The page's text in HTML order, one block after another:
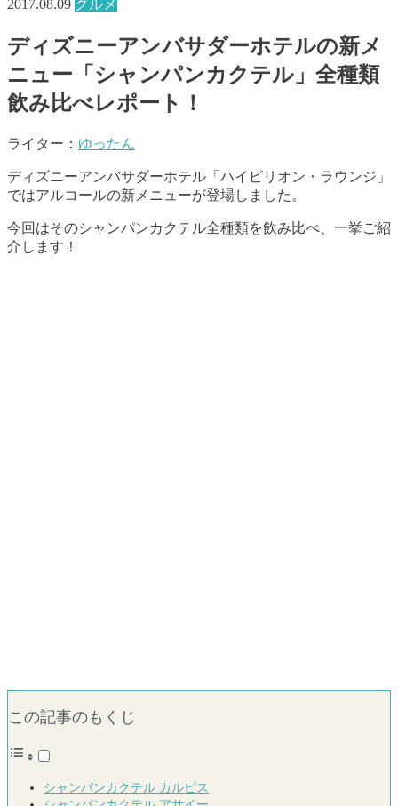
2017.08.09 グルメ
ディズニーアンバサダーホテルの新メ
ニュー「シャンパンカクテル」全種類
飲み比べレポート！
ライター： ゆったん
ディズニーアンバサダーホテル「ハイピリオン・ラウンジ」
ではアルコールの新メニューが登場しました。
今回はそのシャンパンカクテル全種類を飲み比べ、一挙ご紹
介します！
この記事のもくじ
シャンパンカクテル カルピス